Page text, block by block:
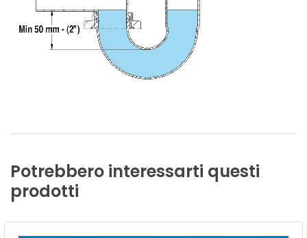
Potrebbero interessarti questi
prodotti